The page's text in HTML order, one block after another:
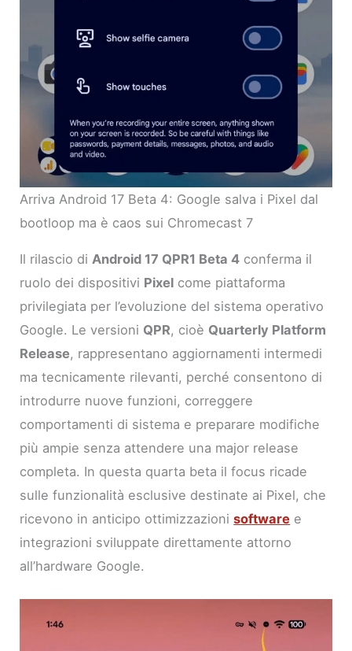
Arriva Android 17 Beta 4: Google salva i Pixel dal
bootloop ma è caos sui Chromecast 7
Il rilascio diAndroid 17 QPR1 Beta 4 conferma il
ruolo dei dispositivi Pixel come piattaforma
privilegiata per l’evoluzione del sistema operativo
Google. Le versioni QPR, cioè Quarterly Platform
Release, rappresentano aggiornamenti intermedi
ma tecnicamente rilevanti, perché consentono di
introdurre nuove funzioni, correggere
comportamenti di sistema e preparare modifiche
più ampie senza attendere una major release
completa. In questa quarta beta il focus ricade
sulle funzionalità esclusive destinate ai Pixel, che
ricevono in anticipo ottimizzazionisoftware e
integrazioni sviluppate direttamente attorno
all’hardware Google.